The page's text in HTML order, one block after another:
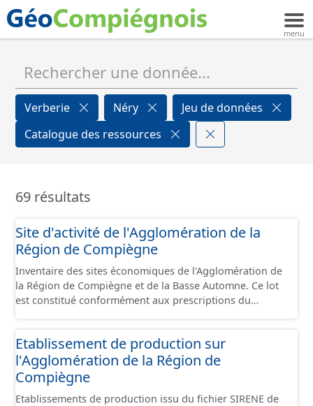
Verberie Néry
Jeu de données
Catalogue des ressources
69 résultats
Site d'activité de l'Agglomération de la
Région de Compiègne
Inventaire des sites économiques de l'Agglomération de
la Région de Compiègne et de la Basse Automne. Ce lot
est constitué conformément aux prescriptions du
Etablissement de production sur
l'Agglomération de la Région de
Compiègne
Etablissements de production issu du fichier SIRENE de